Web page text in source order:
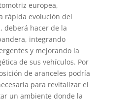
europea,
rápida evolución del
deberá hacer de la
integrando
y mejorando la
de sus vehículos. Por
de aranceles podría
para revitalizar el
un ambiente donde la